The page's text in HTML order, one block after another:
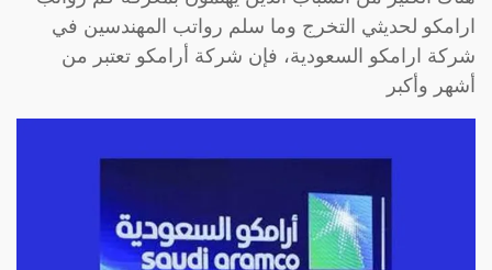
ارامكو لحديثي التخرج وما سلم رواتب المهندسين في
شركة ارامكو السعودية، فإن شركة أرامكو تعتبر من
أشهر وأكبر